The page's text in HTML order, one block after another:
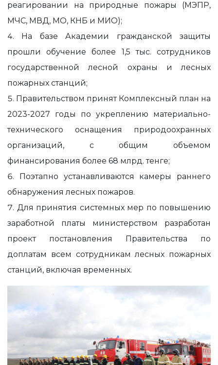
реагировании на природные пожары (МЭПР,
МЧС, МВД, МО, КНБ и МИО);
На базе Академии гражданской защиты
прошли обучение более 1,5 тыс. сотрудников
государственной лесной охраны и лесных
пожарных станций;
Правительством принят Комплексный план на
2023-2027 годы по укреплению материально-
технического оснащения природоохранных
организаций, c общим объемом
финансирования более 68 млрд. тенге;
Поэтапно устанавливаются камеры раннего
обнаружения лесных пожаров.
Для принятия системных мер по повышению
заработной платы министерством разработан
проект постановления Правительства по
доплатам всем сотрудникам лесных пожарных
станций, включая временных.